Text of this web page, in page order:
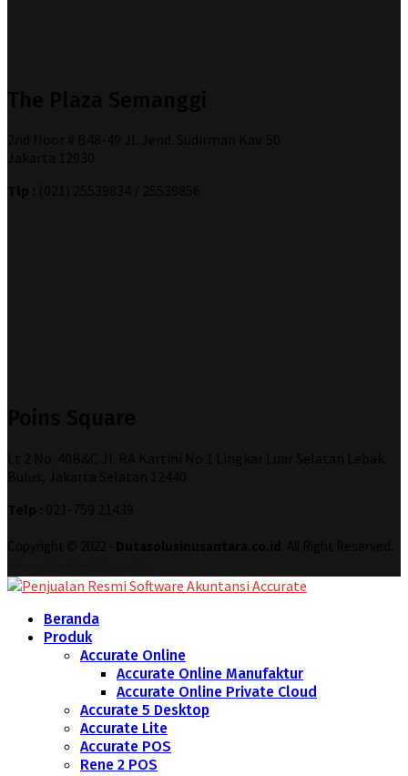
Beranda
Produk
Accurate Online
Accurate Online Manufaktur
Accurate Online Private Cloud
Accurate 5 Desktop
Accurate Lite
Accurate POS
Rene 2 POS